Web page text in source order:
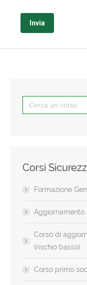
Si
campo.
Search
for:
Corsi
Formazione
Aggiornamento
Corso di
(rischio basso)
Corso primo